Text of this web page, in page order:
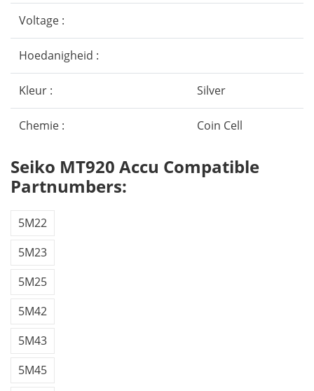
Voltage :
Hoedanigheid :
Kleur : Silver
Chemie : Coin Cell
Seiko MT920 Accu Compatible
Partnumbers:
5M22
5M23
5M25
5M42
5M43
5M45